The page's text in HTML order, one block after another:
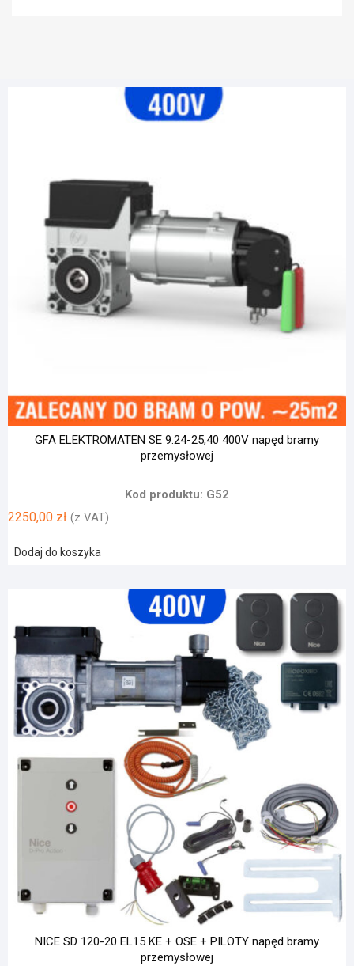
GFA ELEKTROMATEN SE 9.24-25,40 400V napęd bramy
przemysłowej
Kod produktu: G52
2250,00 zł (z VAT)
Dodaj do koszyka
NICE SD 120-20 EL15 KE + OSE + PILOTY napęd bramy
przemysłowej